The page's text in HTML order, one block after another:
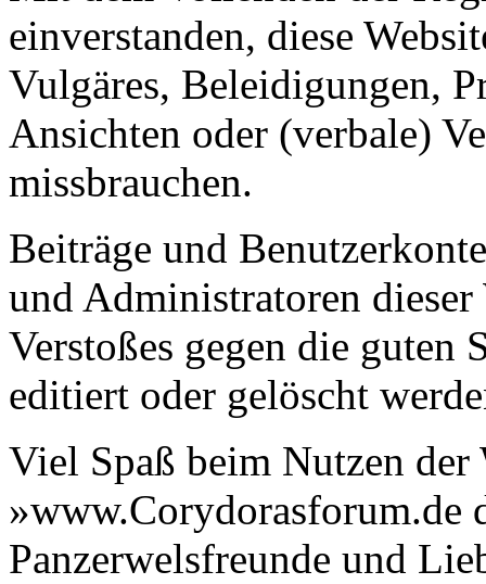
einverstanden, diese
Vulgäres, Beleidigungen,
Ansichten oder (verbale)
missbrauchen.
Beiträge und
und Administratoren dieser
Verstoßes gegen die guten
editiert oder gelöscht
Viel Spaß beim Nutzen der
»www.Corydorasforum.de
Panzerwelsfreunde und